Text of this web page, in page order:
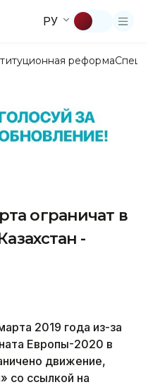
РУ
реформа
ограничат в
-
2019 года из-за
Европы-2020 в
движение,
со ссылкой на